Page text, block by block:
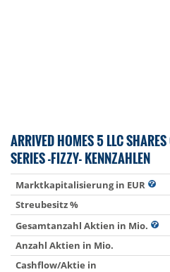
ARRIVED HOMES 5 LLC
SERIES -FIZZY- KENNZAHLEN
Marktkapitalisierung in EUR
Streubesitz %
Gesamtanzahl Aktien in Mio.
Anzahl Aktien in Mio.
Cashflow/Aktie in